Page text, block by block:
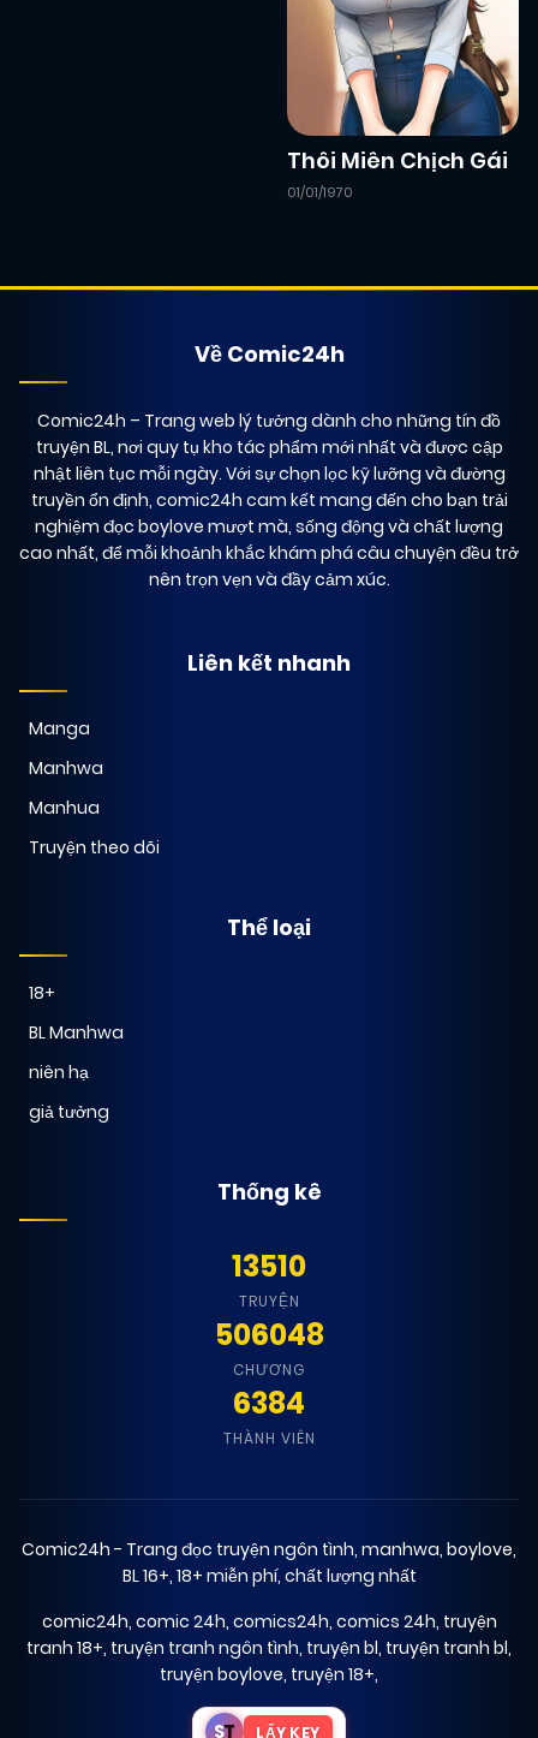
Thôi Miên Chịch Gái
01/01/1970
Về Comic24h
Comic24h – Trang web lý tưởng dành cho những tín đồ
truyện BL, nơi quy tụ kho tác phẩm mới nhất và được cập
nhật liên tục mỗi ngày. Với sự chọn lọc kỹ lưỡng và đường
truyền ổn định, comic24h cam kết mang đến cho bạn trải
nghiệm đọc boylove mượt mà, sống động và chất lượng
cao nhất, để mỗi khoảnh khắc khám phá câu chuyện đều trở
nên trọn vẹn và đầy cảm xúc.
Liên kết nhanh
Manga
Manhwa
Manhua
Truyện theo dõi
Thể loại
18+
BL Manhwa
niên hạ
giả tưởng
Thống kê
13510
TRUYỆN
506048
CHƯƠNG
6384
THÀNH VIÊN
Comic24h - Trang đọc truyện ngôn tình, manhwa, boylove,
BL 16+, 18+ miễn phí, chất lượng nhất
comic24h, comic 24h, comics24h, comics 24h, truyện
tranh 18+, truyện tranh ngôn tình, truyện bl, truyện tranh bl,
truyện boylove, truyện 18+,
ST LẤY KEY